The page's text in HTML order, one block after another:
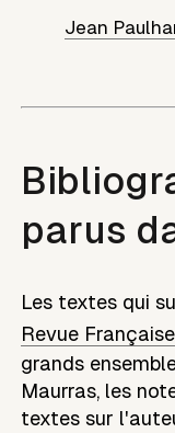
Jean
parus
Les textes qui
Revue Française
grands
Maurras, les
textes sur